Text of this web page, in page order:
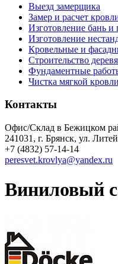
Выезд замерщика
Замер и расчет
Изготовление бань и
Изготовление
Кровельные и
Строительство
Фундаментные
Чистка мягкой кровли
Контакты
Офис/Склад в Бежицком
241031, г. Брянск, ул.
+7 (4832) 57-14-14
peresvet.krovlya@yandex.ru
Виниловый